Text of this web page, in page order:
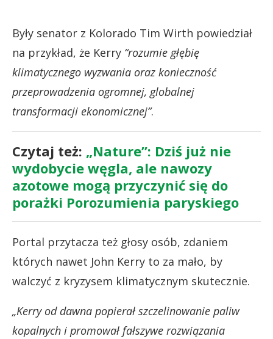
Były senator z Kolorado Tim Wirth powiedział
na przykład, że Kerry “rozumie głębię
klimatycznego wyzwania oraz konieczność
przeprowadzenia ogromnej, globalnej
transformacji ekonomicznej”.
Czytaj też: „Nature”: Dziś już nie
wydobycie węgla, ale nawozy
azotowe mogą przyczynić się do
porażki Porozumienia paryskiego
Portal przytacza też głosy osób, zdaniem
których nawet John Kerry to za mało, by
walczyć z kryzysem klimatycznym skutecznie.
„Kerry od dawna popierał szczelinowanie paliw
kopalnych i promował fałszywe rozwiązania